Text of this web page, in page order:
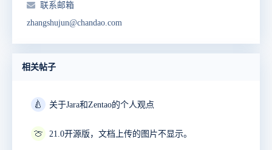
联系邮箱
zhangshujun@chandao.com
相关帖子
🍐 关于Jara和Zentao的个人观点
🍈 21.0开源版，文档上传的图片不显示。